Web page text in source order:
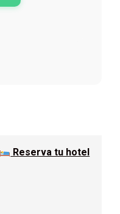
Reserva tu hotel